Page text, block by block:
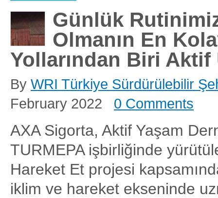
Günlük
Olmanın En
Yollarından Biri Aktif
By WRI Türkiye Sürdürülebilir
February 2022
0 Comments
AXA Sigorta, Aktif Yaşam
TURMEPA işbirliğinde
Hareket Et projesi
iklim ve hareket ekseninde